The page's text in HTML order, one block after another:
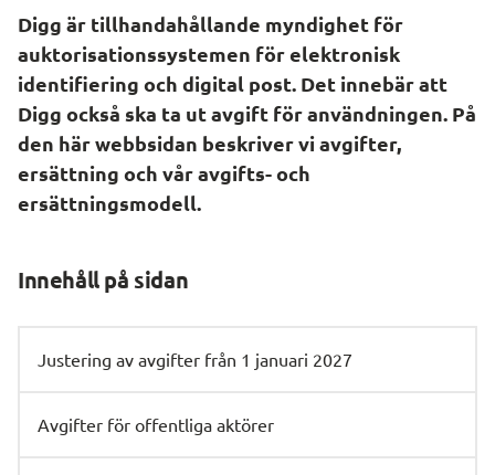
Digg är tillhandahållande myndighet för
auktorisationssystemen för elektronisk
identifiering och digital post. Det innebär att
Digg också ska ta ut avgift för användningen. På
den här webbsidan beskriver vi avgifter,
ersättning och vår avgifts- och
ersättningsmodell.
Innehåll på sidan
Justering av avgifter från 1 januari 2027
Avgifter för offentliga aktörer